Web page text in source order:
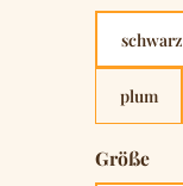
schwarz
plum
Größe